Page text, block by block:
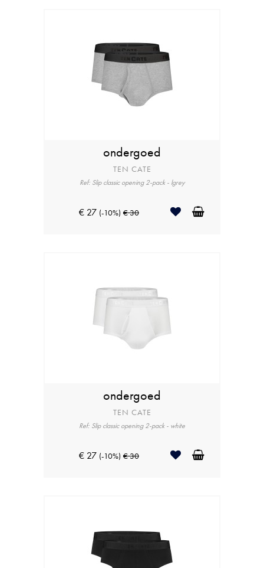
ondergoed
TEN CATE
Ref: Slip classic opening 2-pack - lgrey
€ 27 (-10%) € 30
ondergoed
TEN CATE
Ref: Slip classic opening 2-pack - white
€ 27 (-10%) € 30